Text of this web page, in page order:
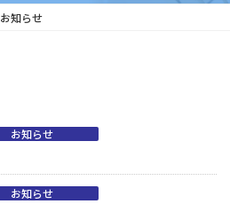
お知らせ
お知らせ
お知らせ